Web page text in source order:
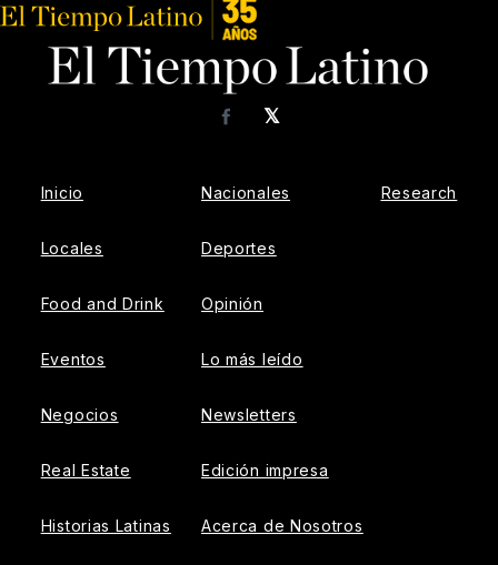
𝕏
Facebook
Inicio
Locales
Food and Drink
Eventos
Negocios
Real Estate
Historias Latinas
Nacionales
Deportes
Opinión
Lo más leído
Newsletters
Edición impresa
Acerca de Nosotros
Research